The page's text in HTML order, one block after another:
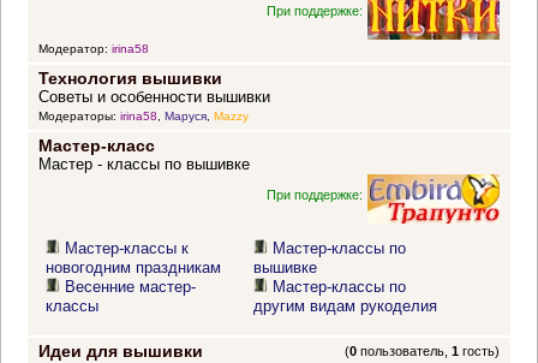
При поддержке:
Модератор: irina58
Технология вышивки
Советы и особенности вышивки
Модераторы: irina58, Маруся, Mazzy
Мастер-класс
Мастер - классы по вышивке
При поддержке:
Мастер-классы к
новогодним праздникам
Весенние мастер-
классы
Мастер-классы по
вышивке
Мастер-классы по
другим видам рукоделия
Идеи для вышивки (0 пользователь,1 гость)